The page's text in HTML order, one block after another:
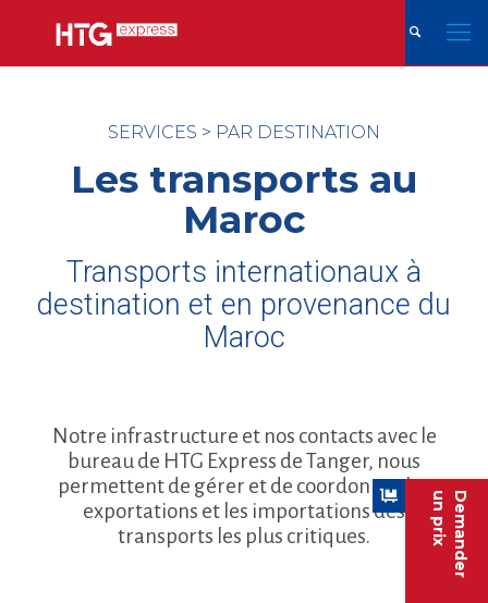
Demander
un prix
SERVICES > PAR DESTINATION
Les transports au
Maroc
Transports internationaux à
destination et en provenance du
Maroc
Notre infrastructure et nos contacts avec le
bureau de HTG Express de Tanger, nous
permettent de gérer et de coordonner les
exportations et les importations des
transports les plus critiques.